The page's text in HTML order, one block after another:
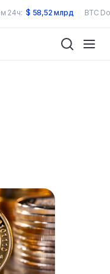
24ч: $ 58,52 млрд BTC